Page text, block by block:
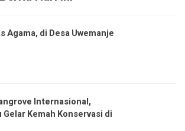
Agama, di Desa Uwemanje
Internasional,
Kemah Konservasi di